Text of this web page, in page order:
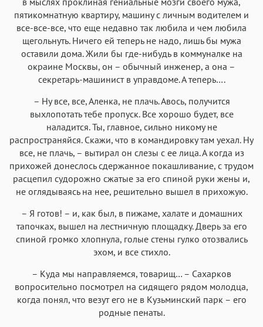
пятикомнатную квартиру, машину с личным водителем и
все-все-все, что еще недавно так любила и чем любила
щегольнуть. Ничего ей теперь не надо, лишь бы мужа
оставили дома. Жили бы где-нибудь в коммуналке на
окраине Москвы, он – обычный инженер, а она –
секретарь-машинист в управдоме. А теперь….
– Ну все, все, Аленка, не плачь. Авось, получится
выхлопотать тебе пропуск. Все хорошо будет, все
наладится. Ты, главное, сильно никому не
распространяйся. Скажи, что в командировку там уехал. Ну
все, не плачь, – вытирал он слезы с ее лица. А когда из
прихожей донеслось сдержанное покашливание, с трудом
расцепил судорожно сжатые за его спиной руки жены и,
не оглядываясь на нее, решительно вышел в прихожую.
– Я готов! – и, как был, в пижаме, халате и домашних
тапочках, вышел на лестничную площадку. Дверь за его
спиной громко хлопнула, голые стены гулко отозвались
эхом, и все стихло.
– Куда мы направляемся, товарищ… – Сахарков
вопросительно посмотрел на сидящего рядом молодца,
когда понял, что везут его не в Кузьминский парк – его
родные пенаты.